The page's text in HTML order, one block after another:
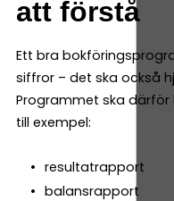
att förstå
Ett bra
siffror – det ska också
Programmet ska
till exempel:
resultatrapport
balansrapport